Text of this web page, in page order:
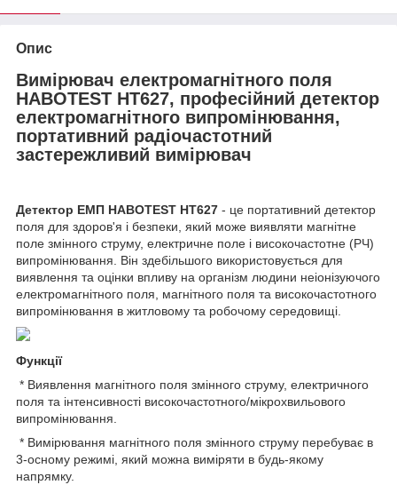
Опис
Вимірювач електромагнітного поля
HABOTEST HT627, професійний детектор
електромагнітного випромінювання,
портативний радіочастотний
застережливий вимірювач
Детектор ЕМП HABOTEST HT627 - це портативний детектор
поля для здоров'я і безпеки, який може виявляти магнітне
поле змінного струму, електричне поле і високочастотне (РЧ)
випромінювання. Він здебільшого використовується для
виявлення та оцінки впливу на організм людини неіонізуючого
електромагнітного поля, магнітного поля та високочастотного
випромінювання в житловому та робочому середовищі.
Функції
* Виявлення магнітного поля змінного струму, електричного
поля та інтенсивності високочастотного/мікрохвильового
випромінювання.
* Вимірювання магнітного поля змінного струму перебуває в
3-осному режимі, який можна виміряти в будь-якому
напрямку.